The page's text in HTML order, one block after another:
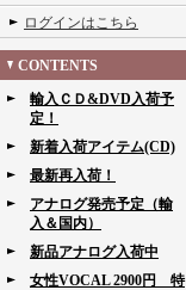
ログインはこちら
CONTENTS
輸入ＣＤ&DVD入荷予
定！
新着入荷アイテム(CD)
最新再入荷！
アナログ発売予定（輸
入＆国内）
新品アナログ入荷中
女性VOCAL 2900円 特